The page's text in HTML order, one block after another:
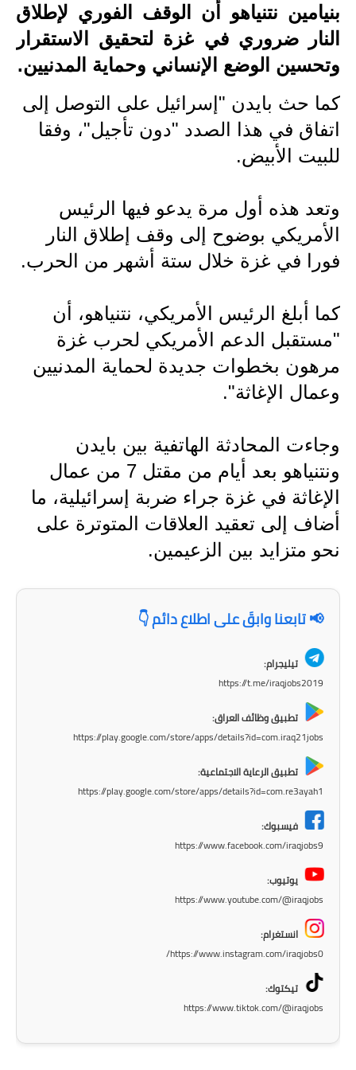
الاخبار الاقتصادية
الاخبار الرياضية
المدارس
اخبار وقرارات وزارة التربية
المرحلة الابتدائية
المرحلة المتوسطة
اسئلة وزارية
المرحلة الابتدائية
مرشحات
المرحلة الابتدائية
المرحلة المتوسطة
كتب مدرسية
المرحلة الابتدائية
بنيامين نتنياهو أن الوقف الفوري لإطلاق
النار ضروري في غزة لتحقيق الاستقرار
وتحسين الوضع الإنساني وحماية المدنيين.
كما حث بايدن "إسرائيل على التوصل إلى
اتفاق في هذا الصدد "دون تأجيل"، وفقا
للبيت الأبيض.
وتعد هذه أول مرة يدعو فيها الرئيس
الأمريكي بوضوح إلى وقف إطلاق النار
فورا في غزة خلال ستة أشهر من الحرب.
كما أبلغ الرئيس الأمريكي، نتنياهو، أن
"مستقبل الدعم الأمريكي لحرب غزة
مرهون بخطوات جديدة لحماية المدنيين
وعمال الإغاثة".
وجاءت المحادثة الهاتفية بين بايدن
ونتنياهو بعد أيام من مقتل 7 من عمال
الإغاثة في غزة جراء ضربة إسرائيلية، ما
أضاف إلى تعقيد العلاقات المتوترة على
نحو متزايد بين الزعيمين.
📢 تابعنا وابقَ على اطلاع دائم 👇
تيليجرام:
https://t.me/iraqjobs2019
تطبيق وظائف العراق:
https://play.google.com/store/apps/details?id=com.iraq21jobs
تطبيق الرعاية الاجتماعية:
https://play.google.com/store/apps/details?id=com.re3ayah1
فيسبوك:
https://www.facebook.com/iraqjobs9
يوتيوب:
https://www.youtube.com/@iraqjobs
انستغرام:
https://www.instagram.com/iraqjobs0/
تيكتوك:
https://www.tiktok.com/@iraqjobs